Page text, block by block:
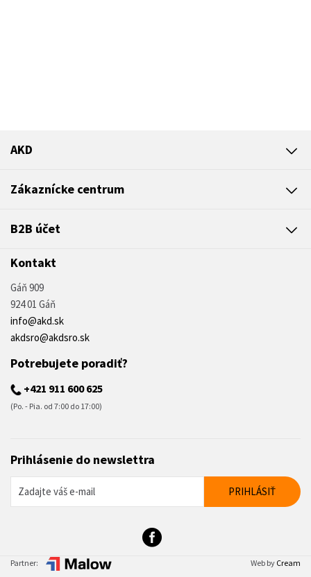
AKD
Zákaznícke centrum
B2B účet
Kontakt
Gáň 909
924 01 Gáň
info@akd.sk
akdsro@akdsro.sk
Potrebujete poradiť?
+421 911 600 625
(Po. - Pia. od 7:00 do 17:00)
Prihlásenie do newslettra
Partner: Web by Cream